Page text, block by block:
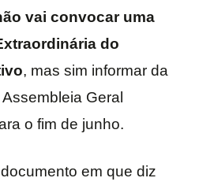
vai convocar uma
do
, mas sim informar da
Geral
o fim de junho.
em que diz